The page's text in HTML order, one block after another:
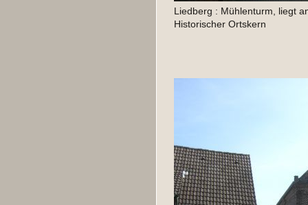
Liedberg : Mühlenturm, liegt
Historischer Ortskern